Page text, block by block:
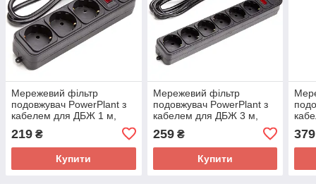
Мережевий фільтр
подовжувач PowerPlant з
кабелем для ДБЖ 1 м,
3x1.5мм2, 10А, 3 розетки,
євростандарт
219 ₴
Купити
Мережевий фільтр
подовжувач PowerPlant з
кабелем для ДБЖ 3 м,
3x1.5мм2, 10А, 6 розеток,
євростандарт
259₴
Купити
379